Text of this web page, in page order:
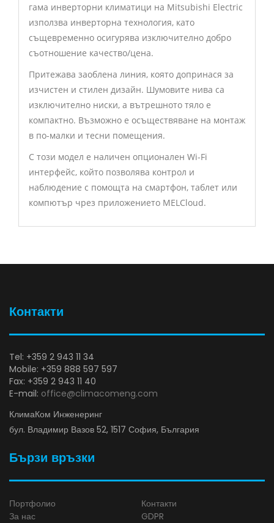
гама инверторни климатици на Mitsubishi Electric
използва инверторна технология, като
същевременно осигурява изключително добро
съотношение качество/цена.
Притежава заоблена линия, която допринася за
изчистен и стилен дизайн. Шумовите нива са
изключително ниски, а вътрешното тяло е
компактно. Възможно е осъществяване на монтаж
в по-малки и тесни помещения.
С този модел е наличен опционален Wi-Fi
интерфейс, който позволява контрол и
наблюдение с помощта на смартфон, таблет или
компютър чрез приложението MELCloud.
Контакти
Tel: +359 2 943 11 34
Mobile: +359 888 597 597
Fax: +359 2 943 11 40
E-mail: office@climacomeng.com
КлимаКом Инженеринг
бул. Владимир Вазов 52, 1517 София, България
Бързи връзки
Портфолио
За нас
Контакти
GDPR